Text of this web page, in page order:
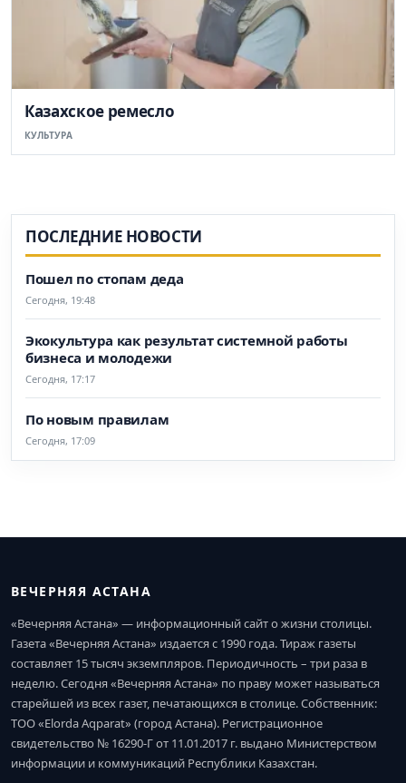
Казахское ремесло
КУЛЬТУРА
ПОСЛЕДНИЕ НОВОСТИ
Пошел по стопам деда
Сегодня, 19:48
Экокультура как результат системной работы
бизнеса и молодежи
Сегодня, 17:17
По новым правилам
Сегодня, 17:09
ВЕЧЕРНЯЯ АСТАНА
«Вечерняя Астана» — информационный сайт о жизни столицы.
Газета «Вечерняя Астана» издается с 1990 года. Тираж газеты
составляет 15 тысяч экземпляров. Периодичность – три раза в
неделю. Сегодня «Вечерняя Астана» по праву может называться
старейшей из всех газет, печатающихся в столице. Собственник:
ТОО «Elorda Aqparat» (город Астана). Регистрационное
свидетельство № 16290-Г от 11.01.2017 г. выдано Министерством
информации и коммуникаций Республики Казахстан.